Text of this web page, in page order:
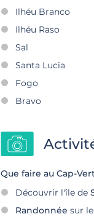
Ilhéu Branco
Ilhéu Raso
Sal
Santa Lucia
Fogo
Bravo
Que faire au Cap-
Découvrir l'île de
Randonnée sur